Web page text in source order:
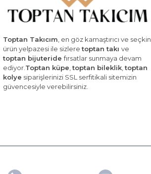
Toptan Takıcım, en göz kamaştırıcı ve seçkin
ürün yelpazesi ile sizleretoptan takı ve
toptan bijuteridefırsatlar sunmaya devam
ediyor.Toptan küpe,toptan bileklik,toptan
kolye siparişlerinizi SSL serfitikali sitemizin
güvencesiyle verebilirsiniz.